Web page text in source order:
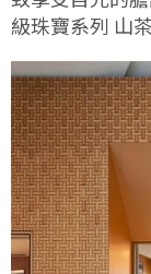
級珠寶系列 山